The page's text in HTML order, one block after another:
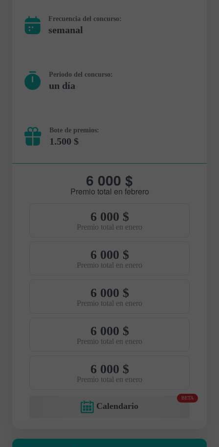
Frecuencia del concurso:
semanal
Periodo del concurso:
un día
Bote de premios:
1.500 $
6 000 $
Premio total en febrero
Premio total en enero
6 000 $
Premio total en enero
6 000 $
Premio total en enero
6 000 $
Premio total en enero
6 000 $
Premio total en enero
6 000 $
Calendario
BETA